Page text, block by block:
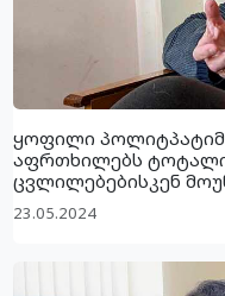
ყოფილი
აფრთხილებს
ცვლილებებისკენ
23.05.2024